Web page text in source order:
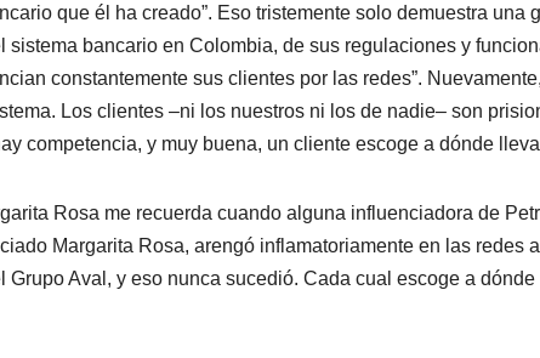
que él ha creado”. Eso tristemente solo demuestra una
sistema bancario en Colombia, de sus regulaciones y
constantemente sus clientes por las redes”. Nuevamente,
Los clientes –ni los nuestros ni los de nadie– son
competencia, y muy buena, un cliente escoge a dónde
Rosa me recuerda cuando alguna influenciadora de
Margarita Rosa, arengó inflamatoriamente en las redes
Grupo Aval, y eso nunca sucedió. Cada cual escoge a